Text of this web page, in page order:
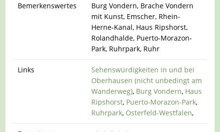
Bemerkenswertes
Burg Vondern, Brache Vondern
mit Kunst, Emscher, Rhein-
Herne-Kanal, Haus Ripshorst,
Rolandhalde, Puerto-Morazon-
Park, Ruhrpark, Ruhr
Links
Sehenswürdigkeiten in und bei
Oberhausen (nicht unbedingt am
Wanderweg), Burg Vondern, Haus
Ripshorst, Puerto-Morazon-Park,
Ruhrpark, Osterfeld-Westfalen,